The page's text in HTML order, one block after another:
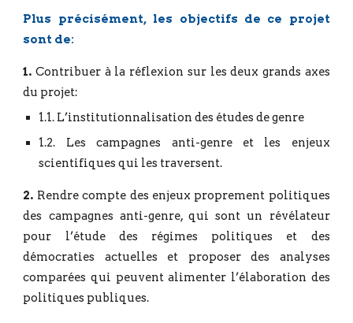
Plus précisément, les objectifs de ce projet
sont de:
1.Contribuer à la réflexion sur les deux grands axes
du projet:
1.1. L’institutionnalisation des études de genre
1.2. Les campagnes anti-genre et les enjeux
scientifiques qui les traversent.
2. Rendre compte des enjeux proprement politiques
des campagnes anti-genre, qui sont un révélateur
pour l’étude des régimes politiques et des
démocraties actuelles et proposer des analyses
comparées qui peuvent alimenter l’élaboration des
politiques publiques.